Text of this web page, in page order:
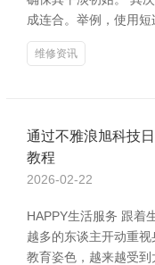
成连合。举例，使用
维修资讯
通过不雅浪旭科技
教程
2026-02-22
HAPPY生活服务 跟着
越多的东谈主开动重
教育姿色，越来越受